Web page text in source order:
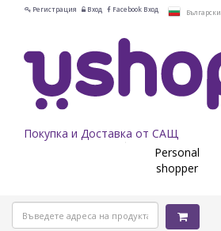
Регистрация Вход Facebook Вход Български
Покупка и Доставка от САЩ
Personal
shopper